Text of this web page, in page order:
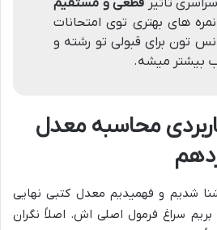
تاثیر قطعی و مستقیم
های بهتری توی امتحانات
تون برای قبولی تو رشته و
بیشتر میشه.
محاسبه معدل
شدیم و فهمیدیم معدل کتبی نهایی
سراغ فرمول اصلی اش. اصلاً نگران